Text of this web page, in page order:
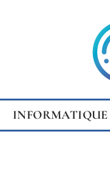
INFORMATIQUE